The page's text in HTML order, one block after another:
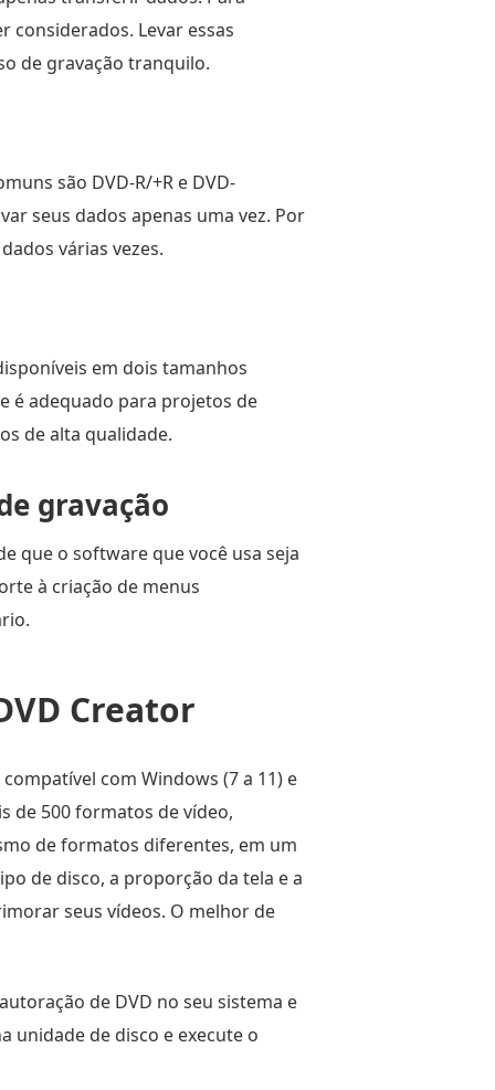
considerados. Levar essas
de gravação tranquilo.
são DVD-R/+R e DVD-
seus dados apenas uma vez. Por
várias vezes.
em dois tamanhos
é adequado para projetos de
de alta qualidade.
gravação
que o software que você usa seja
à criação de menus
Creator
com Windows (7 a 11) e
de 500 formatos de vídeo,
de formatos diferentes, em um
de disco, a proporção da tela e a
seus vídeos. O melhor de
de DVD no seu sistema e
unidade de disco e execute o